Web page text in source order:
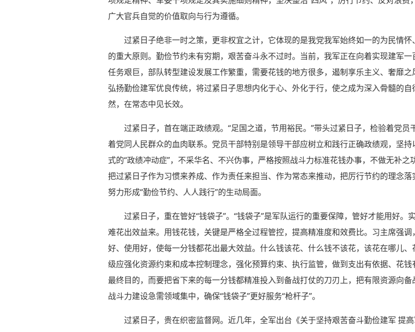
广大官兵自觉的价值取向与行为遵循。
过紧日子绝非一时之策，更非权宜之计，它体现的是我党我军始终如一的为民情
的重大原则。勤俭节约未有穷期，艰苦奋斗永不过时。当前，我军正在向着实现建军
任务艰巨，部队转型建设发展工作繁重，需要花钱的地方很多，遏制享乐主义、奢靡
弘扬勤俭建军优良传统，将过紧日子思想内化于心、外化于行，使之成为深入骨髓的
然，在常态中见长效。
过紧日子，首在端正政绩观。“足国之道，节用裕民。”带头过紧日子，检验着党
着党同人民群众的血肉联系。党员干部特别是领导干部应树立和践行正确政绩观，坚
式的“政绩冲动症”，不采华名、不兴伪事，严格按照战斗力标准花钱办事，不做无补
把过紧日子作为习惯来养成、作为责任来担当、作为常态来推动，把厉行节约的理念落
努力形成“勤俭节约、人人践行”的生动局面。
过紧日子，重在管好“钱袋子”。“钱袋子”是军队运行的重要保障，管好才能用好。
难花出效益来。用钱花钱，关键是严格全过程管控，提高精准度和效费比。习主席强
好、使用好，使每一分钱都花出最大效益。什么钱该花、什么钱不该花，该花在哪儿
级应强化资源约束和成本控制理念，强化预算约束、执行监管，做到支出有依据、花
最终目的，而要把省下来的每一分钱都精准投入到备战打仗的刀刃上，把有限资源向
战斗力建设急需领域集中，确保“钱袋子”更好服务“枪杆子”。
过紧日子，贵在织密监督网。近几年，全军出台《关于坚持艰苦奋斗勤俭建军 提